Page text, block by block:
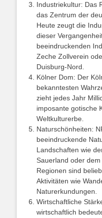
Industriekultur: Das
das Zentrum der
Heute zeugt die
dieser
beeindruckenden
Zeche Zollverein
Duisburg-Nord.
Kölner Dom: Der
bekanntesten
zieht jedes Jahr
imposante gotische
Weltkulturerbe.
Naturschönheiten:
beeindruckende
Landschaften wie
Sauerland oder
Regionen sind
Aktivitäten wie
Naturerkundungen.
Wirtschaftliche
wirtschaftlich